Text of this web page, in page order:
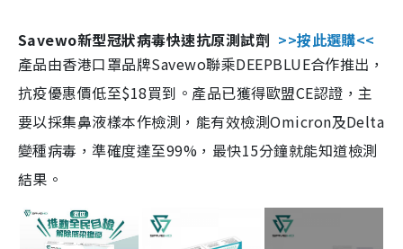
Savewo新型冠狀病毒快速抗原測試劑 >>按此選購<<
產品由香港口罩品牌Savewo聯乘DEEPBLUE合作推出，
抗疫優惠價低至$18買到。產品已獲得歐盟CE認證，主
要以採集鼻液樣本作檢測，能有效檢測Omicron及Delta
變種病毒，準確度達至99%，最快15分鐘就能知道檢測
結果。